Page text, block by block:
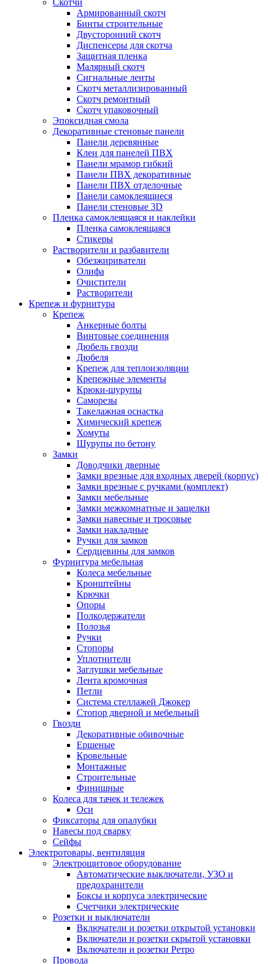
Скотчи
Армированный скотч
Бинты строительные
Двусторонний скотч
Диспенсеры для скотча
Защитная пленка
Малярный скотч
Сигнальные ленты
Скотч металлизированный
Скотч ремонтный
Скотч упаковочный
Эпоксидная смола
Декоративные стеновые панели
Панели деревянные
Клеи для панелей ПВХ
Панели мрамор гибкий
Панели ПВХ декоративные
Панели ПВХ отделочные
Панели самоклеящиеся
Панели стеновые 3D
Пленка самоклеящаяся и наклейки
Пленка самоклеящаяся
Стикеры
Растворители и разбавители
Обезжириватели
Олифа
Очистители
Растворители
Крепеж и фурнитура
Крепеж
Анкерные болты
Винтовые соединения
Дюбель гвозди
Дюбеля
Крепеж для теплоизоляции
Крепежные элементы
Крюки-шурупы
Саморезы
Такелажная оснастка
Химический крепеж
Хомуты
Шурупы по бетону
Замки
Доводчики дверные
Замки врезные для входных дверей (корпус)
Замки врезные с ручками (комплект)
Замки мебельные
Замки межкомнатные и защелки
Замки навесные и тросовые
Замки накладные
Ручки для замков
Сердцевины для замков
Фурнитура мебельная
Колеса мебельные
Кронштейны
Крючки
Опоры
Полкодержатели
Полозья
Ручки
Стопоры
Уплотнители
Заглушки мебельные
Лента кромочная
Петли
Система стеллажей Джокер
Стопор дверной и мебельный
Гвозди
Декоративные обивочные
Ершеные
Кровельные
Монтажные
Строительные
Финишные
Колеса для тачек и тележек
Оси
Фиксаторы для опалубки
Навесы под сварку
Сейфы
Электротовары, вентиляция
Электрощитовое оборудование
Автоматические выключатели, УЗО и
предохранители
Боксы и корпуса электрические
Счетчики электрические
Розетки и выключатели
Включатели и розетки открытой установки
Включатели и розетки скрытой установки
Включатели и розетки Ретро
Провода